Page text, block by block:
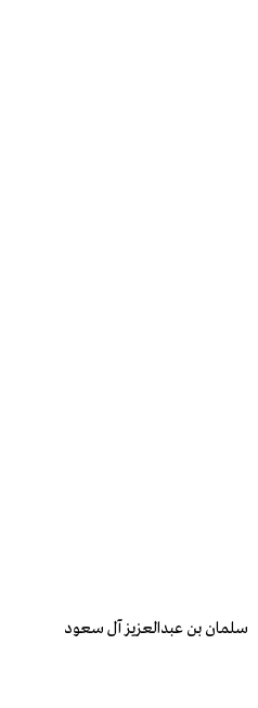
سلمان بن عبدالعزيز آل سعود